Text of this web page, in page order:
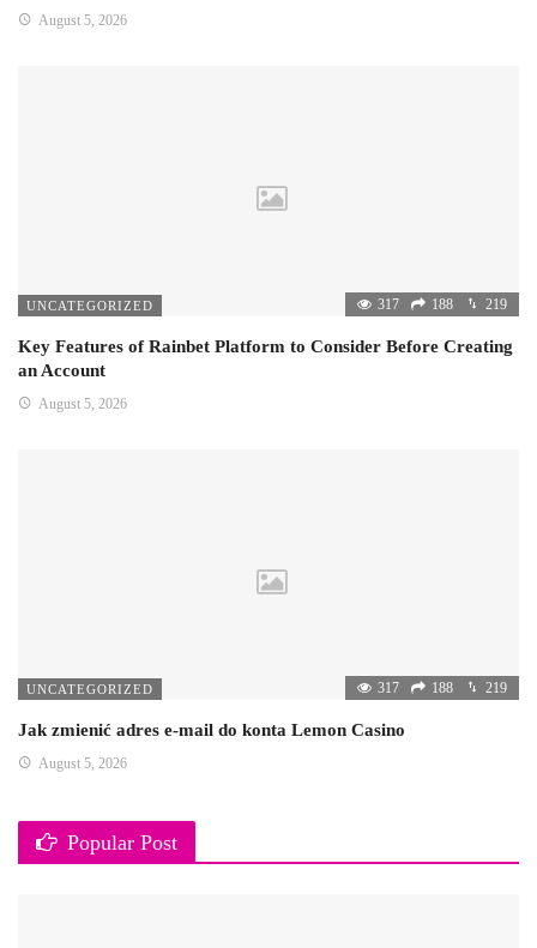
August 5, 2026
UNCATEGORIZED 317 188 219
Key Features of Rainbet Platform to Consider Before Creating
an Account
August 5, 2026
UNCATEGORIZED 317 188 219
Jak zmienić adres e-mail do konta Lemon Casino
August 5, 2026
Popular Post